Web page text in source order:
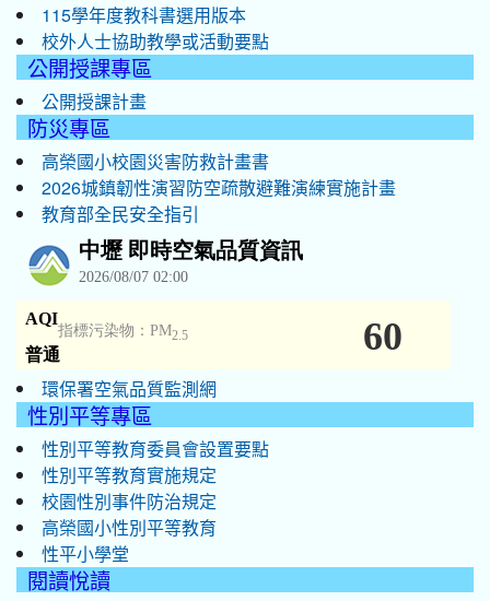
115學年度教科書選用版本
校外人士協助教學或活動要點
公開授課專區
公開授課計畫
防災專區
高榮國小校園災害防救計畫書
2026城鎮韌性演習防空疏散避難演練實施計畫
教育部全民安全指引
環保署空氣品質監測網
性別平等專區
性別平等教育委員會設置要點
性別平等教育實施規定
校園性別事件防治規定
高榮國小性別平等教育
性平小學堂
閱讀悅讀